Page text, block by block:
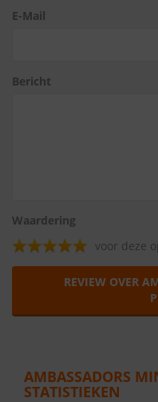
E-Mail
Bericht
Waardering
voor deze
REVIEW OVER
AMBASSADORS
STATISTIEKEN